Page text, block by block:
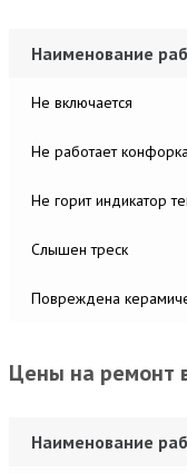
Наименование
Не включается
Не работает конфорка
Не горит индикатор
Слышен треск
Повреждена
Цены на ремонт
Наименование